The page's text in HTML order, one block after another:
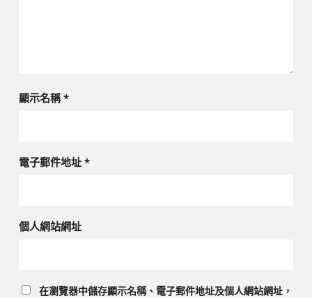
顯示名稱*
電子郵件地址 *
個人網站網址
在瀏覽器中儲存顯示名稱、電子郵件地址及個人網站網址，